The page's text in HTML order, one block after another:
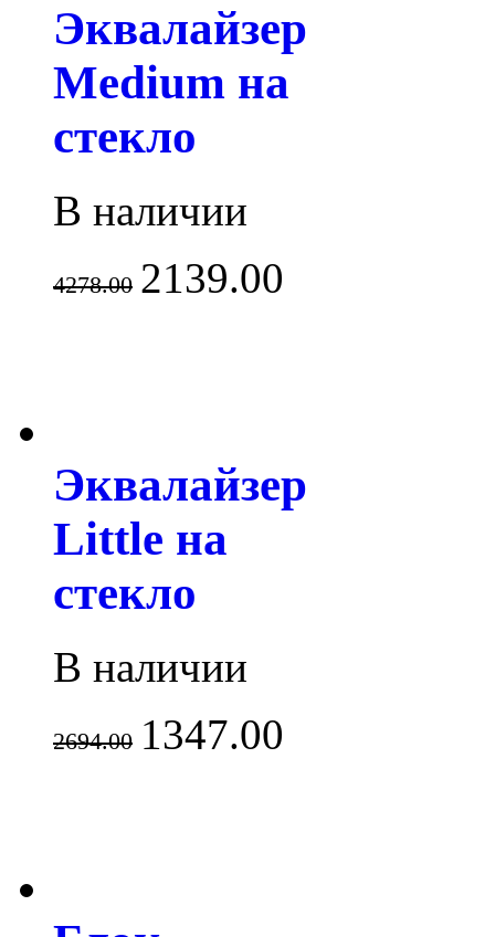
Эквалайзер
Medium на
стекло
В наличии
4278.00 2139.00
Эквалайзер
Little на
стекло
В наличии
2694.00 1347.00